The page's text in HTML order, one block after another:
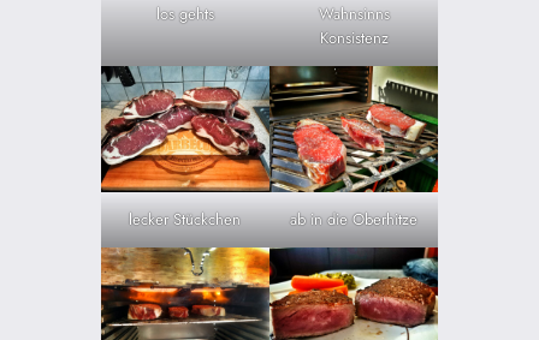
los gehts
Wahnsinns
Konsistenz
lecker Stückchen ab in die Oberhitze